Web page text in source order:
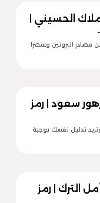
الحسيني |
مصادر البروتين وعنصرا
سعود | رمز
تدليل نفسك بوجبة
الترك | رمز